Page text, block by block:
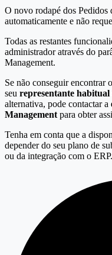
O novo rodapé dos Pedidos
automaticamente e não
Todas as restantes
administrador através do
Management.
Se não conseguir encontrar
seu representante habitual
alternativa, pode contactar a
Management para obter
Tenha em conta que a
depender do seu plano de
ou da integração com o ERP.